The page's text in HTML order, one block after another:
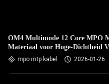
OM4 Multimode 12 Core MPO
Materiaal voor Hoge-Dichtheid
mpo mtp kabel 2026-01-26